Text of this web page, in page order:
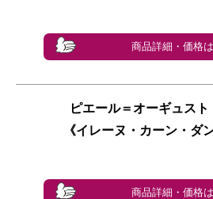
商品詳細・価格は
ピエール＝オーギュス
《イレーヌ・カーン・ダ
商品詳細・価格は